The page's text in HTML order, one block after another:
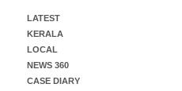
LATEST
KERALA
LOCAL
NEWS 360
CASE DIARY